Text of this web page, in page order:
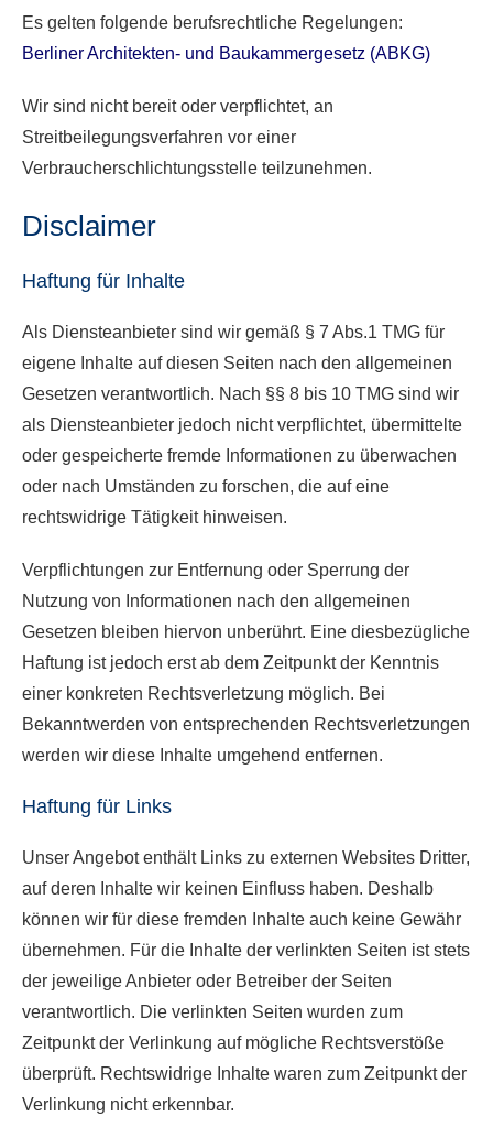
Es gelten folgende berufsrechtliche Regelungen:
Berliner Architekten- und Baukammergesetz (ABKG)
Wir sind nicht bereit oder verpflichtet, an
Streitbeilegungsverfahren vor einer
Verbraucherschlichtungsstelle teilzunehmen.
Disclaimer
Haftung für Inhalte
Als Diensteanbieter sind wir gemäß § 7 Abs.1 TMG für
eigene Inhalte auf diesen Seiten nach den allgemeinen
Gesetzen verantwortlich. Nach §§ 8 bis 10 TMG sind wir
als Diensteanbieter jedoch nicht verpflichtet, übermittelte
oder gespeicherte fremde Informationen zu überwachen
oder nach Umständen zu forschen, die auf eine
rechtswidrige Tätigkeit hinweisen.
Verpflichtungen zur Entfernung oder Sperrung der
Nutzung von Informationen nach den allgemeinen
Gesetzen bleiben hiervon unberührt. Eine diesbezügliche
Haftung ist jedoch erst ab dem Zeitpunkt der Kenntnis
einer konkreten Rechtsverletzung möglich. Bei
Bekanntwerden von entsprechenden Rechtsverletzungen
werden wir diese Inhalte umgehend entfernen.
Haftung für Links
Unser Angebot enthält Links zu externen Websites Dritter,
auf deren Inhalte wir keinen Einfluss haben. Deshalb
können wir für diese fremden Inhalte auch keine Gewähr
übernehmen. Für die Inhalte der verlinkten Seiten ist stets
der jeweilige Anbieter oder Betreiber der Seiten
verantwortlich. Die verlinkten Seiten wurden zum
Zeitpunkt der Verlinkung auf mögliche Rechtsverstöße
überprüft. Rechtswidrige Inhalte waren zum Zeitpunkt der
Verlinkung nicht erkennbar.